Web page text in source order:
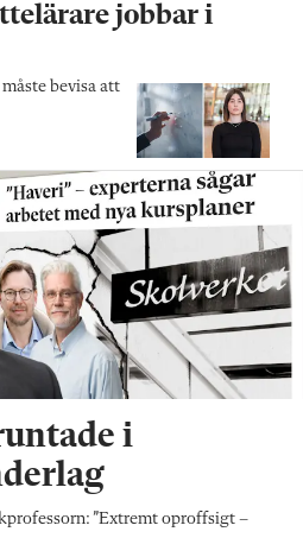
jobbar i
bevisa att
i
”Extremt oproffsigt –